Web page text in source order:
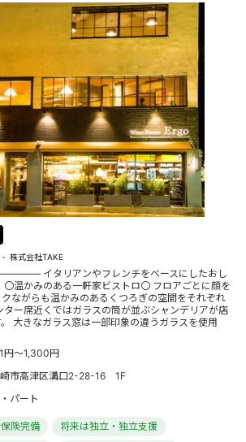
株式会社TAKE
タリアンやフレンチをベースにしたおし
〇温かみのある一軒家ビストロ〇 フロアごとに顔を
ながらも温かみのあるくつろぎの空間をそれぞれ
ー席近くではガラスの筒が並ぶシャンデリアが店
大きなガラス窓は一部印象の違うガラスを使用
～1,300円
崎市高津区溝口2-28-16 1F
パート
険完備
将来は独立・独立支援